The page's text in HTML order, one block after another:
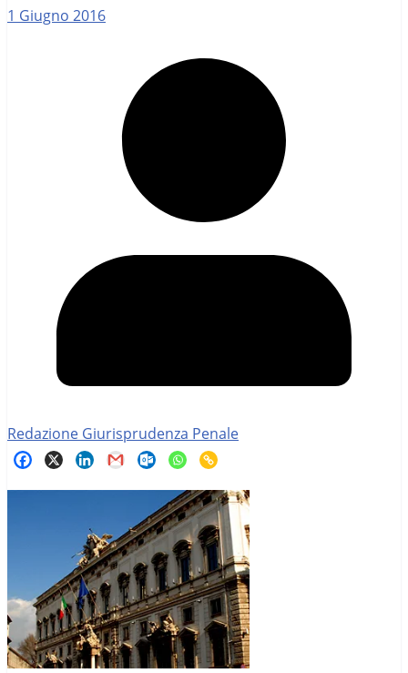
1 Giugno 2016
Redazione Giurisprudenza Penale